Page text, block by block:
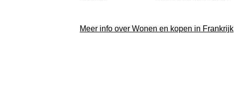
Meer info over Wonen en kopen in Frankrijk